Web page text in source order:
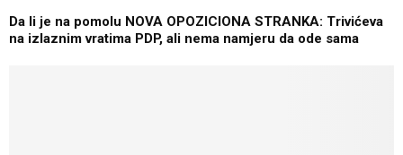
Da li je na pomolu NOVA OPOZICIONA STRANKA: Trivićeva
na izlaznim vratima PDP, ali nema namjeru da ode sama